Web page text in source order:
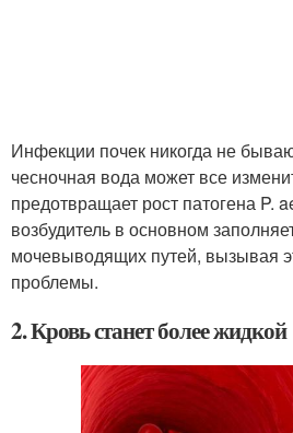
Инфекции почек никогда не
чесночная вода может все
предотвращает рост патогена P.
возбудитель в основном
мочевыводящих путей, вызывая
проблемы.
2. Кровь станет более жидкой